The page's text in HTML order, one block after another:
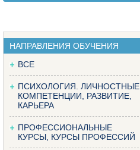
НАПРАВЛЕНИЯ ОБУЧЕНИЯ
ВСЕ
ПСИХОЛОГИЯ. ЛИЧНОСТНЫЕ
КОМПЕТЕНЦИИ, РАЗВИТИЕ,
КАРЬЕРА
ПРОФЕССИОНАЛЬНЫЕ
КУРСЫ, КУРСЫ ПРОФЕССИЙ